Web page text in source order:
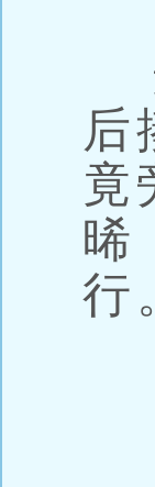
后
竟
晞
行